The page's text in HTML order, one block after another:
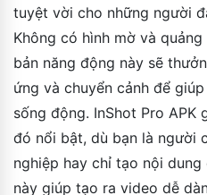
tuyệt vời cho những người
Không có hình mờ và
bản năng động này sẽ
ứng và chuyển cảnh để
sống động. InShot Pro APK
đó nổi bật, dù bạn là người
nghiệp hay chỉ tạo nội
này giúp tạo ra video dễ